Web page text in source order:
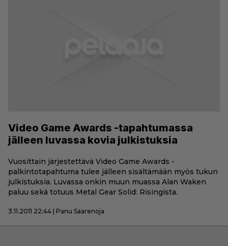
Video Game Awards -tapahtumassa
jälleen luvassa kovia julkistuksia
Vuosittain järjestettävä Video Game Awards -
palkintotapahtuma tulee jälleen sisältämään myös tukun
julkistuksia. Luvassa onkin muun muassa Alan Waken
paluu sekä totuus Metal Gear Solid: Risingista.
3.11.2011 22:44 | Panu Saarenoja